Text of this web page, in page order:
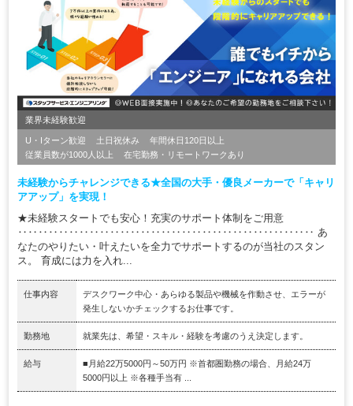
業界未経験歓迎
U・Iターン歓迎 土日祝休み
年間休日120日以上
従業員数が1000人以上
在宅勤務・リモートワークあり
未経験からチャレンジできる★全国の大手・優良メーカーで「キャリ
アアップ」を実現！
★未経験スタートでも安心！充実のサポート体制をご用意
‥‥‥‥‥‥‥‥‥‥‥‥‥‥‥‥‥‥‥‥‥‥‥‥‥‥‥‥‥ あ
なたのやりたい・叶えたいを全力でサポートするのが当社のスタン
ス。 育成には力を入れ...
仕事内容
デスクワーク中心・あらゆる製品や機械を作動させ、エラーが
発生しないかチェックするお仕事です。
勤務地 就業先は、希望・スキル・経験を考慮のうえ決定します。
給与
■月給22万5000円～50万円 ※首都圏勤務の場合、月給24万
5000円以上 ※各種手当有 ...